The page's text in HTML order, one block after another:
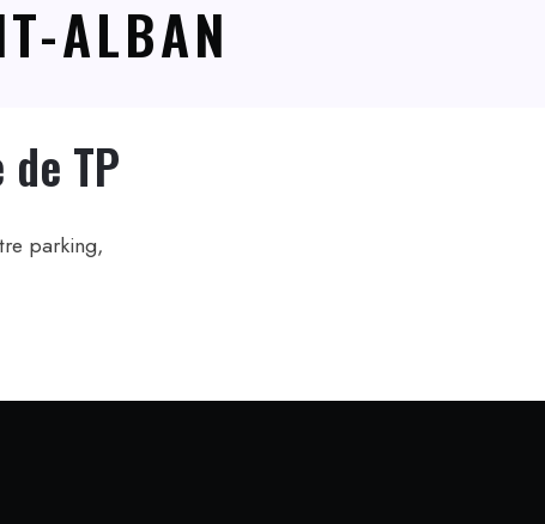
ALBAN
TP
parking,